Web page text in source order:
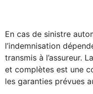
En cas de sinistre
l’indemnisation
transmis à l’assureur.
et complètes est une
les garanties prévues